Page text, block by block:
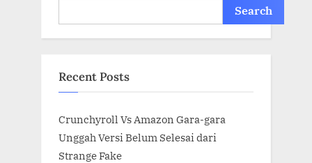
Search
Recent Posts
Crunchyroll Vs Amazon Gara-gara
Unggah Versi Belum Selesai dari
Strange Fake